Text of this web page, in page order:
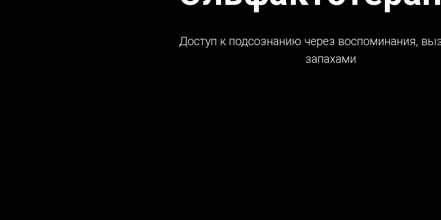
Доступ к подсознанию через воспоминания,
запахами